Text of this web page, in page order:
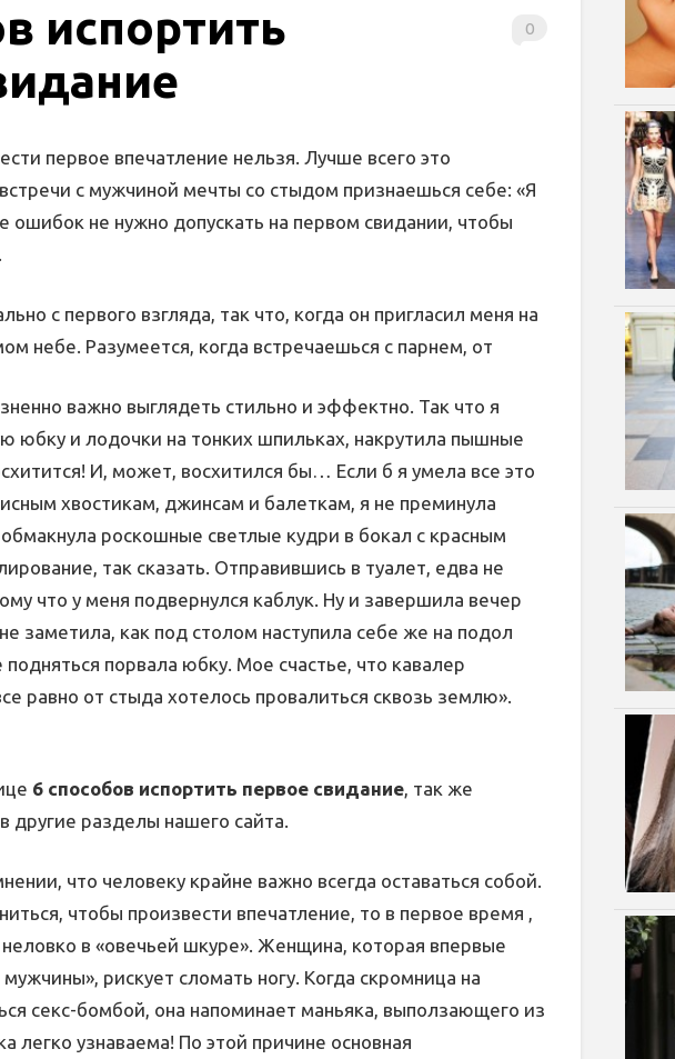
0
испортить
первое впечатление нельзя. Лучше всего это
с мужчиной мечты со стыдом признаешься себе: «Я
ошибок не нужно допускать на первом свидании, чтобы
с первого взгляда, так что, когда он пригласил меня на
небе. Разумеется, когда встречаешься с парнем, от
важно выглядеть стильно и эффектно. Так что я
юбку и лодочки на тонких шпильках, накрутила пышные
И, может, восхитился бы… Если б я умела все это
хвостикам, джинсам и балеткам, я не преминула
обмакнула роскошные светлые кудри в бокал с красным
так сказать. Отправившись в туалет, едва не
что у меня подвернулся каблук. Ну и завершила вечер
заметила, как под столом наступила себе же на подол
порвала юбку. Мое счастье, что кавалер
равно от стыда хотелось провалиться сквозь землю».
6 способов испортить первое свидание, так же
другие разделы нашего сайта.
что человеку крайне важно всегда оставаться собой.
чтобы произвести впечатление, то в первое время ,
неловко в «овечьей шкуре». Женщина, которая впервые
рискует сломать ногу. Когда скромница на
секс-бомбой, она напоминает маньяка, выползающего из
легко узнаваема! По этой причине основная